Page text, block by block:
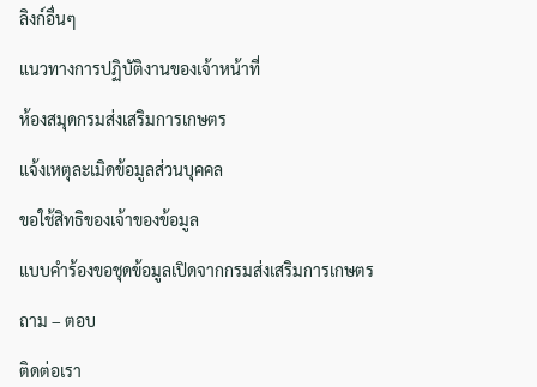
ลิงก์อื่นๆ
แนวทางการปฏิบัติงานของเจ้าหน้าที่
ห้องสมุดกรมส่งเสริมการเกษตร
แจ้งเหตุละเมิดข้อมูลส่วนบุคคล
ขอใช้สิทธิของเจ้าของข้อมูล
แบบคำร้องขอชุดข้อมูลเปิดจากกรมส่งเสริมการเกษตร
ถาม – ตอบ
ติดต่อเรา